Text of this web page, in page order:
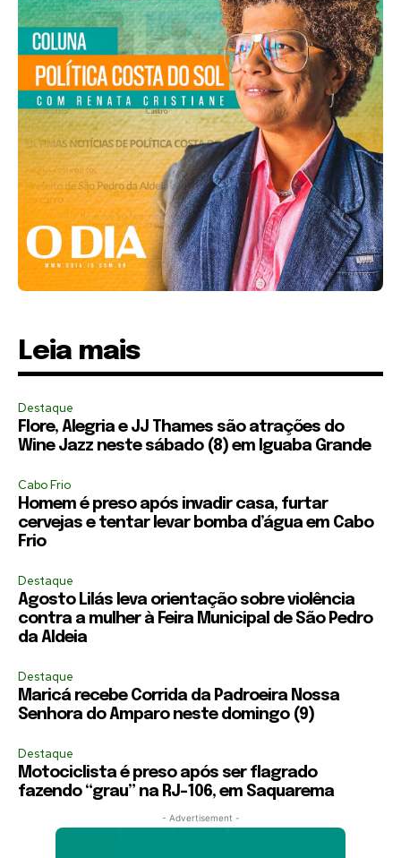
Leia mais
Destaque
Flore, Alegria e JJ Thames são atrações do
Wine Jazz neste sábado (8) em Iguaba Grande
Cabo Frio
Homem é preso após invadir casa, furtar
cervejas e tentar levar bomba d’água em Cabo
Frio
Destaque
Agosto Lilás leva orientação sobre violência
contra a mulher à Feira Municipal de São Pedro
da Aldeia
Destaque
Maricá recebe Corrida da Padroeira Nossa
Senhora do Amparo neste domingo (9)
Destaque
Motociclista é preso após ser flagrado
fazendo “grau” na RJ-106, em Saquarema
- Advertisement -